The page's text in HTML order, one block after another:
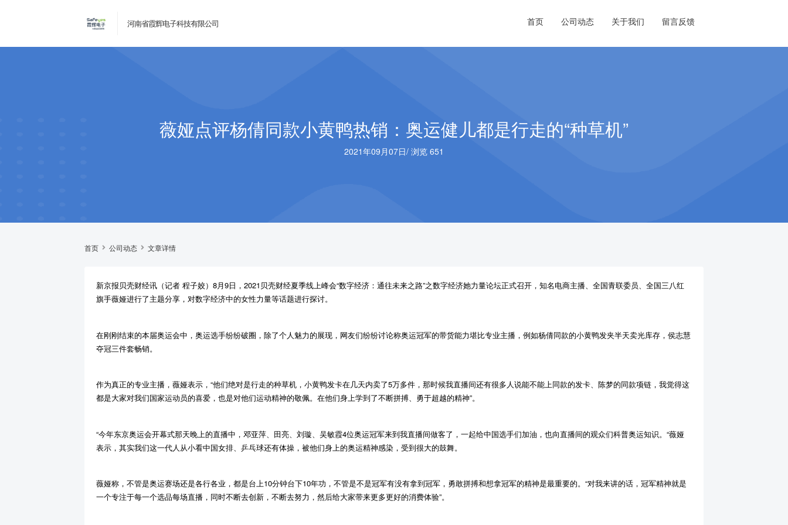
河南省霞辉电子科技有限公司 首页 公司动态 关于我们 留言反馈
薇娅点评杨倩同款小黄鸭热销：奥运健儿都是行走的“种草机”
2021年09月07日/ 浏览 651
首页 公司动态 文章详情
新京报贝壳财经讯（记者 程子姣）8月9日，2021贝壳财经夏季线上峰会“数字经济：通往未来之路”之数字经济她力量论坛正式召开，知名电商主播、全国青联委员、全国三八红
旗手薇娅进行了主题分享，对数字经济中的女性力量等话题进行探讨。
在刚刚结束的本届奥运会中，奥运选手纷纷破圈，除了个人魅力的展现，网友们纷纷讨论称奥运冠军的带货能力堪比专业主播，例如杨倩同款的小黄鸭发夹半天卖光库存，侯志慧
夺冠三件套畅销。
作为真正的专业主播，薇娅表示，“他们绝对是行走的种草机，小黄鸭发卡在几天内卖了5万多件，那时候我直播间还有很多人说能不能上同款的发卡、陈梦的同款项链，我觉得这
都是大家对我们国家运动员的喜爱，也是对他们运动精神的敬佩。在他们身上学到了不断拼搏、勇于超越的精神”。
“今年东京奥运会开幕式那天晚上的直播中，邓亚萍、田亮、刘璇、吴敏霞4位奥运冠军来到我直播间做客了，一起给中国选手们加油，也向直播间的观众们科普奥运知识。“薇娅
表示，其实我们这一代人从小看中国女排、乒乓球还有体操，被他们身上的奥运精神感染，受到很大的鼓舞。
薇娅称，不管是奥运赛场还是各行各业，都是台上10分钟台下10年功，不管是不是冠军有没有拿到冠军，勇敢拼搏和想拿冠军的精神是最重要的。“对我来讲的话，冠军精神就是
一个专注于每一个选品每场直播，同时不断去创新，不断去努力，然后给大家带来更多更好的消费体验”。